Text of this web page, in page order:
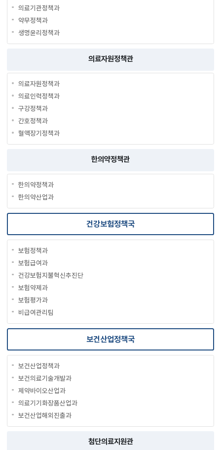
의료기관정책과
약무정책과
생명윤리정책과
의료자원정책관
의료자원정책과
의료인력정책과
구강정책과
간호정책과
혈액장기정책과
한의약정책관
한의약정책과
한의약산업과
건강보험정책국
보험정책과
보험급여과
건강보험지불혁신추진단
보험약제과
보험평가과
비급여관리팀
보건산업정책국
보건산업정책과
보건의료기술개발과
제약바이오산업과
의료기기화장품산업과
보건산업해외진출과
첨단의료지원관